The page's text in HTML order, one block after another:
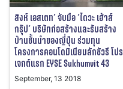
สิงห์ เอสเตท’ จับมือ ‘ไดวะ เฮ้าส์
กรุ๊ป’ บริษัทก่อสร้างและรับสร้าง
บ้านชั้นนำของญี่ปุ่น ร่วมทุน
โครงการคอนโดมิเนียมลักชัวรี โปร
เจกต์แรก EYSE Sukhumvit 43
September, 13 2018